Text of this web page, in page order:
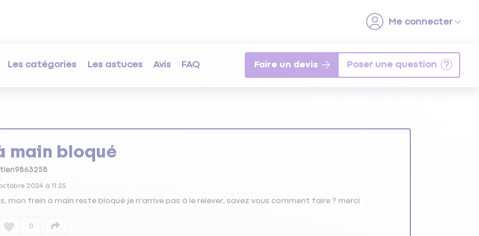
Les catégories Les astuces Avis FAQ Faire un devis
main bloqué
2024à 11:25
mon frein à main reste bloqué je n'arrive pas à le relever, savez vous comment faire ? merci
0